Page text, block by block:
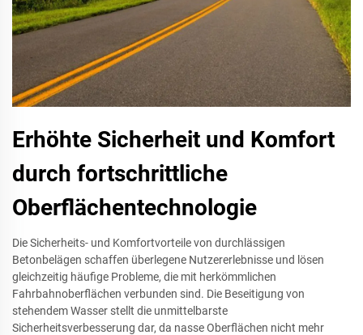
Erhöhte Sicherheit und Komfort
durch fortschrittliche
Oberflächentechnologie
Die Sicherheits- und Komfortvorteile von durchlässigen
Betonbelägen schaffen überlegene Nutzererlebnisse und lösen
gleichzeitig häufige Probleme, die mit herkömmlichen
Fahrbahnoberflächen verbunden sind. Die Beseitigung von
stehendem Wasser stellt die unmittelbarste
Sicherheitsverbesserung dar, da nasse Oberflächen nicht mehr